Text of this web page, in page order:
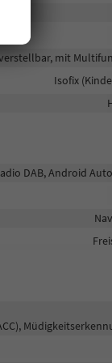
mit
Isofix
DAB, Android